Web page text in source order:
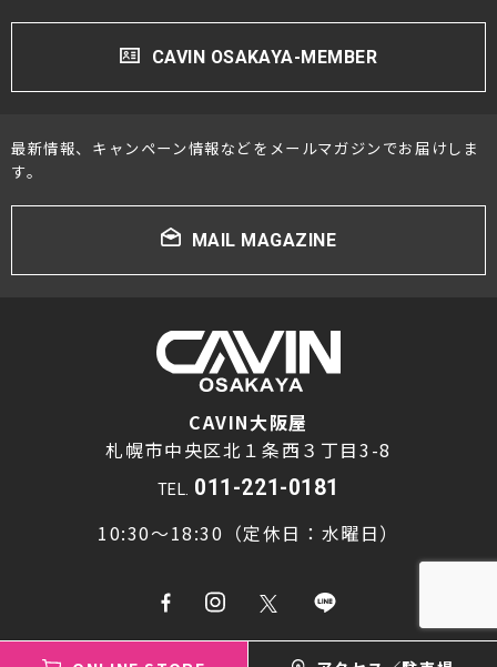
CAVIN OSAKAYA-MEMBER
最新情報、キャンペーン情報などをメールマガジンでお届けしま
す。
MAIL MAGAZINE
CAVIN大阪屋
札幌市中央区北１条西３丁目3-8
TEL. 011-221-0181
10:30～18:30（定休日：水曜日）